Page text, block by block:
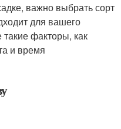
важно выбрать сорт
для вашего
факторы, как
и время